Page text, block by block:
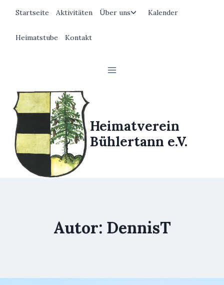
springen
Startseite Aktivitäten Über uns
Untermenü
Kalender
Heimatstube Kontakt
Heimatverein
Bühlertann e.V.
Autor: DennisT